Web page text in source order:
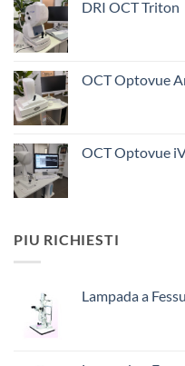
DRI OCT Triton
OCT Optovue
OCT Optovue
PIU RICHIESTI
Lampada a